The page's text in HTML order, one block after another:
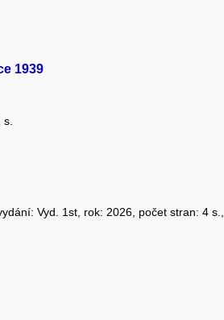
1939
Vyd. 1st, rok: 2026, počet stran: 4 s.,